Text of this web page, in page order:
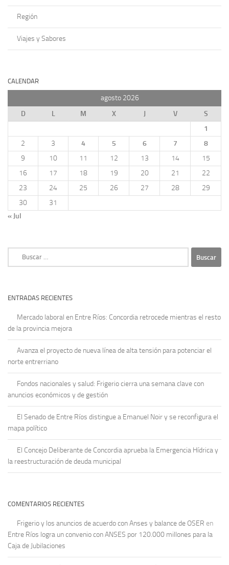
Región
Viajes y Sabores
CALENDAR
agosto 2026
D
L M X J V
S
1
2
3 4 5 6 7
8
9
10 11 12 13 14
15
16
17 18 19 20 21
22
23
24 25 26 27 28
29
30
31
« Jul
Buscar:
ENTRADAS RECIENTES
Mercado laboral en Entre Ríos: Concordia retrocede mientras el resto
de la provincia mejora
Avanza el proyecto de nueva línea de alta tensión para potenciar el
norte entrerriano
Fondos nacionales y salud: Frigerio cierra una semana clave con
anuncios económicos y de gestión
El Senado de Entre Ríos distingue a Emanuel Noir y se reconfigura el
mapa político
El Concejo Deliberante de Concordia aprueba la Emergencia Hídrica y
la reestructuración de deuda municipal
COMENTARIOS RECIENTES
Frigerio y los anuncios de acuerdo con Anses y balance de OSER en
Entre Ríos logra un convenio con ANSES por 120.000 millones para la
Caja de Jubilaciones